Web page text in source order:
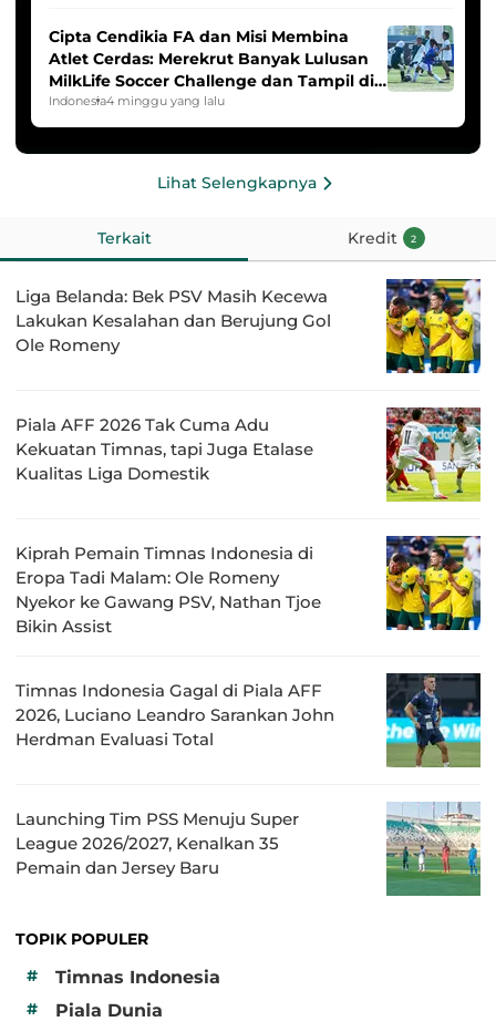
Cipta Cendikia FA dan Misi Membina
Atlet Cerdas: Merekrut Banyak Lulusan
MilkLife Soccer Challenge dan Tampil di
HYDROPLUS Soccer League
Indonesia4 minggu yang lalu
Lihat Selengkapnya
Terkait Kredit 2
Liga Belanda: Bek PSV Masih Kecewa
Lakukan Kesalahan dan Berujung Gol
Ole Romeny
Piala AFF 2026 Tak Cuma Adu
Kekuatan Timnas, tapi Juga Etalase
Kualitas Liga Domestik
Kiprah Pemain Timnas Indonesia di
Eropa Tadi Malam: Ole Romeny
Nyekor ke Gawang PSV, Nathan Tjoe
Bikin Assist
Timnas Indonesia Gagal di Piala AFF
2026, Luciano Leandro Sarankan John
Herdman Evaluasi Total
Launching Tim PSS Menuju Super
League 2026/2027, Kenalkan 35
Pemain dan Jersey Baru
TOPIK POPULER
#
Timnas Indonesia
# Piala Dunia